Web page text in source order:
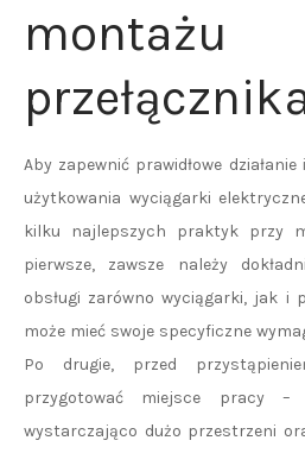
montażu
Aby zapewnić prawidłowe
użytkowania wyciągarki
kilku najlepszych praktyk przy
pierwsze, zawsze należy
obsługi zarówno wyciągarki, jak i
może mieć swoje specyficzne
Po drugie, przed
przygotować miejsce pracy
wystarczająco dużo przestrzeni